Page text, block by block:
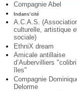
Compagnie Abel
Indans’cité
A.C.A.S.
culturelle, artistique
sociale)
EthniX dream
Amicale antillaise
d’Aubervilliers
îles"
Compagnie
Delorme